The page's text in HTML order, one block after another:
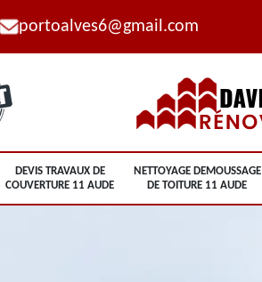
portoalves6@gmail.com
DEVIS TRAVAUX DE
COUVERTURE 11 AUDE
NETTOYAGE DEMOUSSAGE
DE TOITURE 11 AUDE